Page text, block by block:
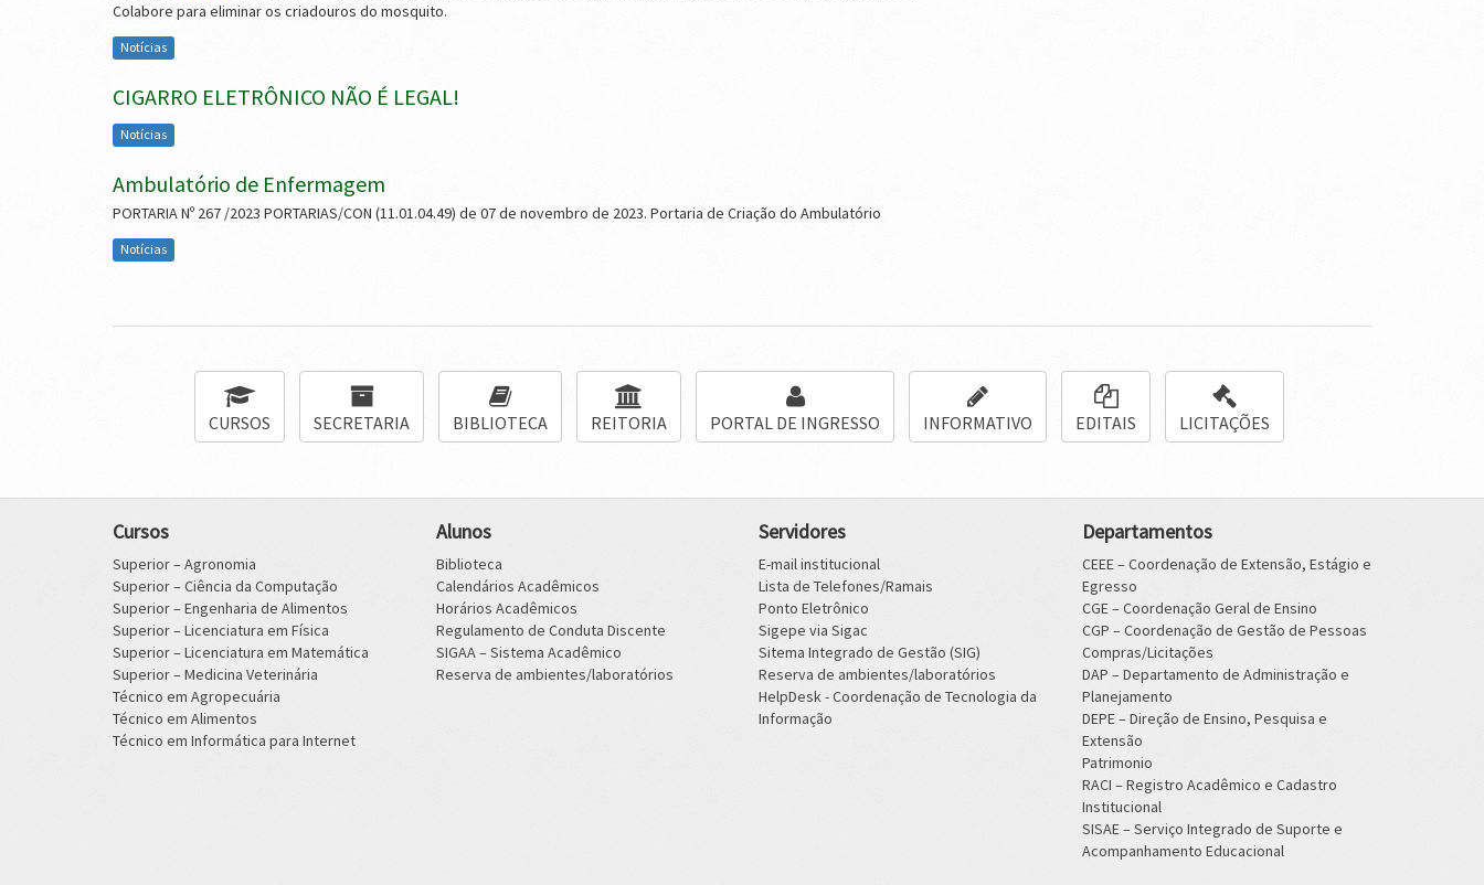
Colabore para eliminar os criadouros do mosquito.
Notícias
CIGARRO ELETRÔNICO NÃO É LEGAL!
Notícias
Ambulatório de Enfermagem
PORTARIA Nº 267 /2023 PORTARIAS/CON (11.01.04.49) de 07 de novembro de 2023. Portaria de Criação do Ambulatório
Notícias
CURSOS SECRETARIA BIBLIOTECA REITORIA PORTAL DE INGRESSO INFORMATIVO EDITAIS LICITAÇÕES
Cursos
Superior – Agronomia
Superior – Ciência da Computação
Superior – Engenharia de Alimentos
Superior – Licenciatura em Física
Superior – Licenciatura em Matemática
Superior – Medicina Veterinária
Técnico em Agropecuária
Técnico em Alimentos
Técnico em Informática para Internet
Alunos
Biblioteca
Calendários Acadêmicos
Horários Acadêmicos
Regulamento de Conduta Discente
SIGAA – Sistema Acadêmico
Reserva de ambientes/laboratórios
Servidores
E-mail institucional
Lista de Telefones/Ramais
Ponto Eletrônico
Sigepe via Sigac
Sitema Integrado de Gestão (SIG)
Reserva de ambientes/laboratórios
HelpDesk - Coordenação de Tecnologia da
Informação
Departamentos
CEEE – Coordenação de Extensão, Estágio e
Egresso
CGE – Coordenação Geral de Ensino
CGP – Coordenação de Gestão de Pessoas
Compras/Licitações
DAP – Departamento de Administração e
Planejamento
DEPE – Direção de Ensino, Pesquisa e
Extensão
Patrimonio
RACI – Registro Acadêmico e Cadastro
Institucional
SISAE – Serviço Integrado de Suporte e
Acompanhamento Educacional